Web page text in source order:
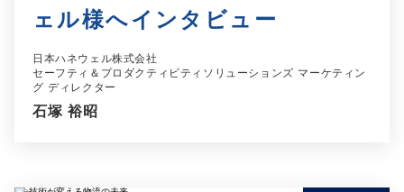
ェル様へインタビュー
日本ハネウェル株式会社
セーフティ＆プロダクティビティソリューションズ マーケティン
グ ディレクター
石塚 裕昭